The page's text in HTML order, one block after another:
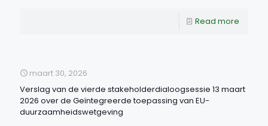
Read more
maart 30, 2026
Verslag van de vierde stakeholderdialoogsessie 13 maart
2026 over de Geïntegreerde toepassing van EU-
duurzaamheidswetgeving